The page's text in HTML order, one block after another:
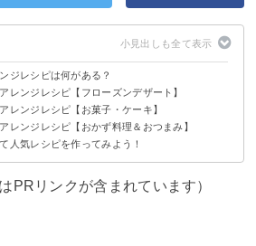
ジレシピは何がある？
レンジレシピ【フローズンデザート】
ス
ージー
ーグルトのココナッツアイス
ーシェイク
ームチーズのアイスクリーム
レンジレシピ【お菓子・ケーキ】
プリン
チーズケーキ
ーズ
ト
ーキ
ツのパウンドケーキ
のスコップケーキ
ナコッタ
レンジレシピ【おかず料理＆おつまみ】
のカシューナッツ炒め
め
ラダ
のサラダ
キンソテー
人気レシピを作ってみよう！
PRリンクが含まれています）